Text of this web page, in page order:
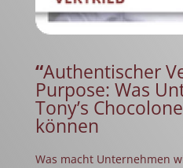
“Authentischer
Purpose: Was
Tony’s
können
Was macht Unternehmen